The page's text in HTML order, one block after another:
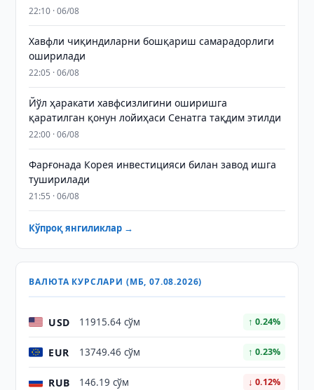
22:10 · 06/08
Хавфли чиқиндиларни бошқариш самарадорлиги
оширилади
22:05 · 06/08
Йўл ҳаракати хавфсизлигини оширишга
қаратилган қонун лойиҳаси Сенатга тақдим этилди
22:00 · 06/08
Фарғонада Корея инвестицияси билан завод ишга
туширилади
21:55 · 06/08
Кўпроқ янгиликлар →
ВАЛЮТА КУРСЛАРИ (МБ, 07.08.2026)
USD 11915.64 сўм ↑ 0.24%
EUR 13749.46 сўм ↑ 0.23%
RUB 146.19 сўм ↓ 0.12%